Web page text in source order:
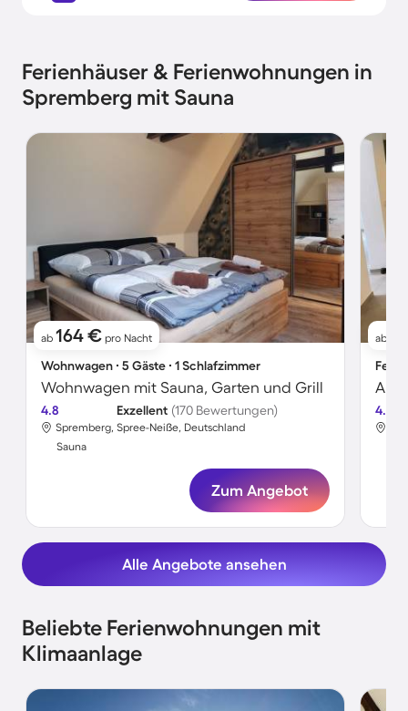
Ferienhäuser & Ferienwohnungen in
Spremberg mit Sauna
ab 164 € pro Nacht
Wohnwagen ∙ 5 Gäste ∙ 1 Schlafzimmer
Wohnwagen mit Sauna, Garten und Grill
4.8 Exzellent (170 Bewertungen)
Spremberg, Spree-Neiße, Deutschland
Sauna
Zum Angebot
ab
4.6
Alle Angebote ansehen
Beliebte Ferienwohnungen mit
Klimaanlage